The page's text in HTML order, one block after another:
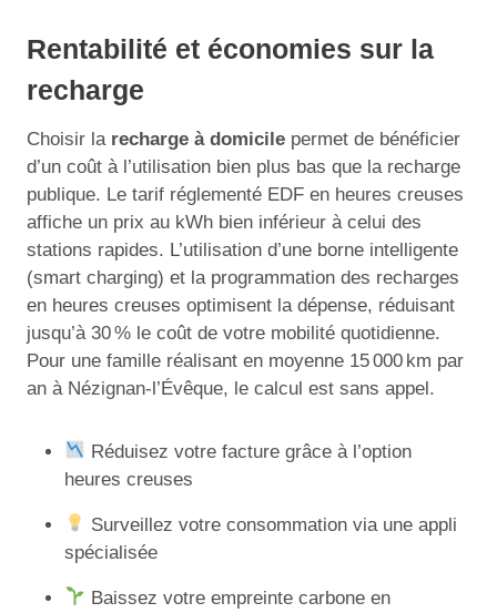
Rentabilité et économies sur la
recharge
Choisir la recharge à domicile permet de bénéficier
d’un coût à l’utilisation bien plus bas que la recharge
publique. Le tarif réglementé EDF en heures creuses
affiche un prix au kWh bien inférieur à celui des
stations rapides. L’utilisation d’une borne intelligente
(smart charging) et la programmation des recharges
en heures creuses optimisent la dépense, réduisant
jusqu’à 30 % le coût de votre mobilité quotidienne.
Pour une famille réalisant en moyenne 15 000 km par
an à Nézignan-l’Évêque, le calcul est sans appel.
Réduisez votre facture grâce à l’option
heures creuses
Surveillez votre consommation via une appli
spécialisée
Baissez votre empreinte carbone en